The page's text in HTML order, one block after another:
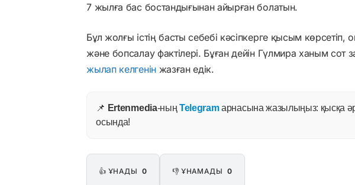
7 жылға бас бостандығынан айырған болатын.
Бұл жолғы істің басты себебі кәсіпкерге қысым көрсетіп,
және бопсалау фактілері. Бұған дейін Гүлмира ханым сот
жылап келгенінжазған едік.
📌 Ertenmedia-ның Telegramарнасына жазылыңыз: қысқа
осында!
👍 ҰНАДЫ 0 👎 ҰНАМАДЫ 0